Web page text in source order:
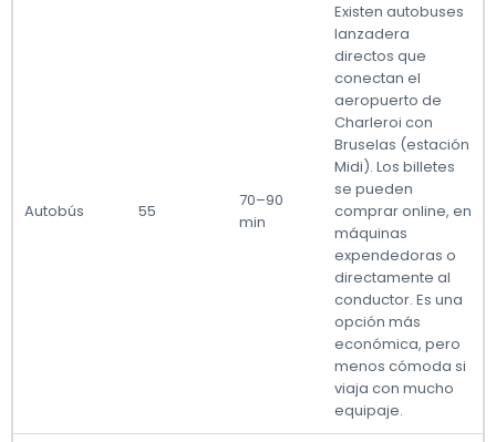
Autobús 55
70–90
min
Existen autobuses
lanzadera
directos que
conectan el
aeropuerto de
Charleroi con
Bruselas (estación
Midi). Los billetes
se pueden
comprar online, en
máquinas
expendedoras o
directamente al
conductor. Es una
opción más
económica, pero
menos cómoda si
viaja con mucho
equipaje.